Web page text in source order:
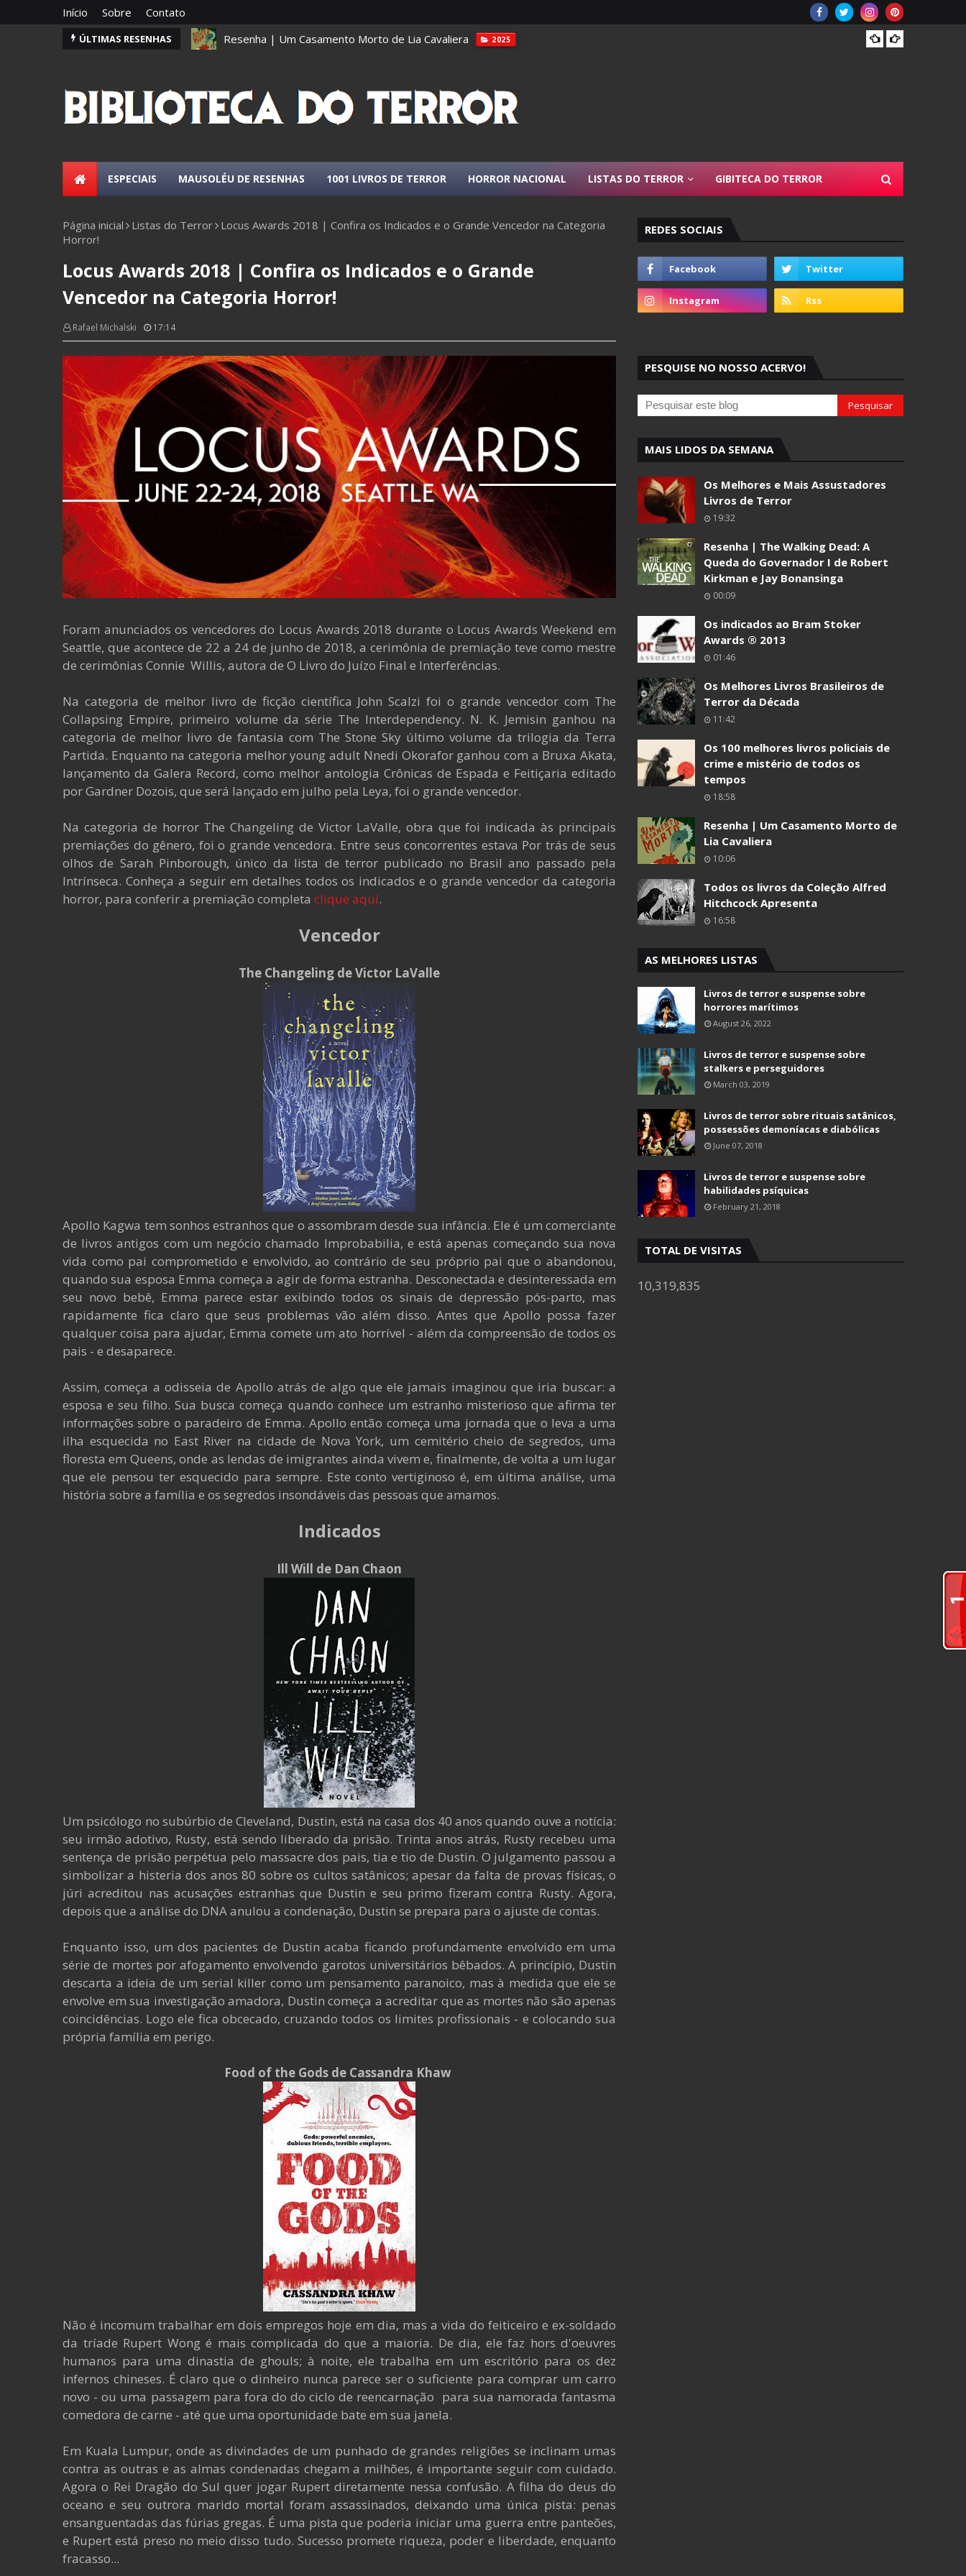
Início Sobre Contato
ÚLTIMAS RESENHAS Resenha | O Fantástico Amazônico: Guardiões da Terra
ESPECIAIS MAUSOLÉU DE RESENHAS 1001 LIVROS DE TERROR HORROR NACIONAL LISTAS DO TERROR GIBITECA DO TERROR
Página inicial Listas do Terror Locus Awards 2018 | Confira os Indicados e o Grande Vencedor na Categoria
Horror!
Locus Awards 2018 | Confira os Indicados e o Grande
Vencedor na Categoria Horror!
Rafael Michalski 17:14
Foram anunciados os vencedores do Locus Awards 2018 durante o Locus Awards Weekend em
Seattle, que acontece de 22 a 24 de junho de 2018, a cerimônia de premiação teve como mestre
de cerimônias Connie Willis, autora de O Livro do Juízo Final e Interferências.
Na categoria de melhor livro de ficção científica John Scalzi foi o grande vencedor com The
Collapsing Empire, primeiro volume da série The Interdependency. N. K. Jemisin ganhou na
categoria de melhor livro de fantasia com The Stone Sky último volume da trilogia da Terra
Partida. Enquanto na categoria melhor young adult Nnedi Okorafor ganhou com a Bruxa Akata,
lançamento da Galera Record, como melhor antologia Crônicas de Espada e Feitiçaria editado
por Gardner Dozois, que será lançado em julho pela Leya, foi o grande vencedor.
Na categoria de horror The Changeling de Victor LaValle, obra que foi indicada às principais
premiações do gênero, foi o grande vencedora. Entre seus concorrentes estava Por trás de seus
olhos de Sarah Pinborough, único da lista de terror publicado no Brasil ano passado pela
Intrínseca. Conheça a seguir em detalhes todos os indicados e o grande vencedor da categoria
horror, para conferir a premiação completa clique aqui.
Vencedor
The Changeling de Victor LaValle
Apollo Kagwa tem sonhos estranhos que o assombram desde sua infância. Ele é um comerciante
de livros antigos com um negócio chamado Improbabilia, e está apenas começando sua nova
vida como pai comprometido e envolvido, ao contrário de seu próprio pai que o abandonou,
quando sua esposa Emma começa a agir de forma estranha. Desconectada e desinteressada em
seu novo bebê, Emma parece estar exibindo todos os sinais de depressão pós-parto, mas
rapidamente fica claro que seus problemas vão além disso. Antes que Apollo possa fazer
qualquer coisa para ajudar, Emma comete um ato horrível - além da compreensão de todos os
pais - e desaparece.
Assim, começa a odisseia de Apollo atrás de algo que ele jamais imaginou que iria buscar: a
esposa e seu filho. Sua busca começa quando conhece um estranho misterioso que afirma ter
informações sobre o paradeiro de Emma. Apollo então começa uma jornada que o leva a uma
ilha esquecida no East River na cidade de Nova York, um cemitério cheio de segredos, uma
floresta em Queens, onde as lendas de imigrantes ainda vivem e, finalmente, de volta a um lugar
que ele pensou ter esquecido para sempre. Este conto vertiginoso é, em última análise, uma
história sobre a família e os segredos insondáveis ​​das pessoas que amamos.
Indicados
Ill Will de Dan Chaon
Um psicólogo no subúrbio de Cleveland, Dustin, está na casa dos 40 anos quando ouve a notícia:
seu irmão adotivo, Rusty, está sendo liberado da prisão. Trinta anos atrás, Rusty recebeu uma
sentença de prisão perpétua pelo massacre dos pais, tia e tio de Dustin. O julgamento passou a
simbolizar a histeria dos anos 80 sobre os cultos satânicos; apesar da falta de provas físicas, o
júri acreditou nas acusações estranhas que Dustin e seu primo fizeram contra Rusty. Agora,
depois que a análise do DNA anulou a condenação, Dustin se prepara para o ajuste de contas.
Enquanto isso, um dos pacientes de Dustin acaba ficando profundamente envolvido em uma
série de mortes por afogamento envolvendo garotos universitários bêbados. A princípio, Dustin
descarta a ideia de um serial killer como um pensamento paranoico, mas à medida que ele se
envolve em sua investigação amadora, Dustin começa a acreditar que as mortes não são apenas
coincidências. Logo ele fica obcecado, cruzando todos os limites profissionais - e colocando sua
própria família em perigo.
Food of the Gods de Cassandra Khaw
Não é incomum trabalhar em dois empregos hoje em dia, mas a vida do feiticeiro e ex-soldado
da tríade Rupert Wong é mais complicada do que a maioria. De dia, ele faz hors d'oeuvres
humanos para uma dinastia de ghouls; à noite, ele trabalha em um escritório para os dez
infernos chineses. É claro que o dinheiro nunca parece ser o suficiente para comprar um carro
novo - ou uma passagem para fora do do ciclo de reencarnação para sua namorada fantasma
comedora de carne - até que uma oportunidade bate em sua janela.
Em Kuala Lumpur, onde as divindades de um punhado de grandes religiões se inclinam umas
contra as outras e as almas condenadas chegam a milhões, é importante seguir com cuidado.
Agora o Rei Dragão do Sul quer jogar Rupert diretamente nessa confusão. A filha do deus do
oceano e seu outrora marido mortal foram assassinados, deixando uma única pista: penas
ensanguentadas das fúrias gregas. É uma pista que poderia iniciar uma guerra entre panteões,
e Rupert está preso no meio disso tudo. Sucesso promete riqueza, poder e liberdade, enquanto
fracasso...
REDES SOCIAIS
PESQUISE NO NOSSO ACERVO!
MAIS LIDOS DA SEMANA
Os Melhores e Mais Assustadores
Livros de Terror
19:32
Resenha | The Walking Dead: A
Queda do Governador I de Robert
Kirkman e Jay Bonansinga
00:09
Os indicados ao Bram Stoker
Awards ® 2013
01:46
Os Melhores Livros Brasileiros de
Terror da Década
11:42
Os 100 melhores livros policiais de
crime e mistério de todos os
tempos
18:58
Resenha | Um Casamento Morto de
Lia Cavaliera
10:06
Todos os livros da Coleção Alfred
Hitchcock Apresenta
16:58
AS MELHORES LISTAS
Livros de terror e suspense sobre
horrores marítimos
August 26, 2022
Livros de terror e suspense sobre
stalkers e perseguidores
March 03, 2019
Livros de terror sobre rituais satânicos,
possessões demoníacas e diabólicas
June 07, 2018
Livros de terror e suspense sobre
habilidades psíquicas
February 21, 2018
TOTAL DE VISITAS
10,319,835